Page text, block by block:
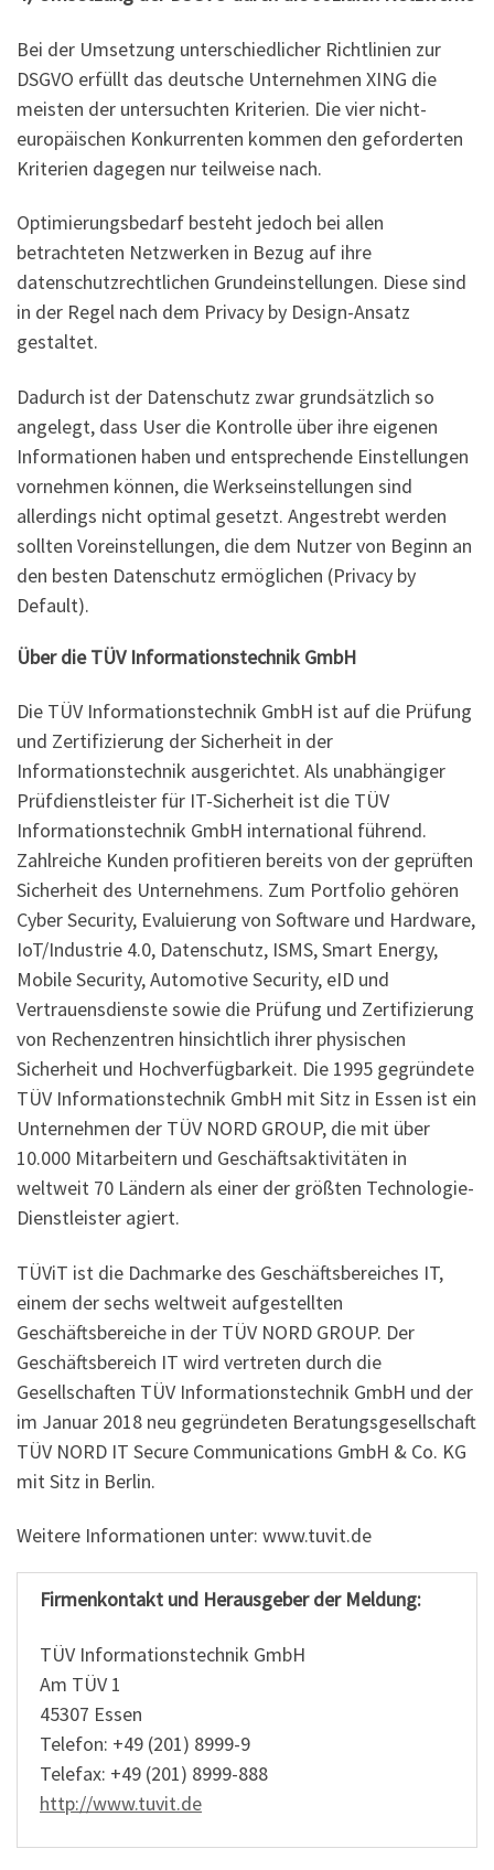
Bei der Umsetzung unterschiedlicher Richtlinien zur
DSGVO erfüllt das deutsche Unternehmen XING die
meisten der untersuchten Kriterien. Die vier nicht-
europäischen Konkurrenten kommen den geforderten
Kriterien dagegen nur teilweise nach.
Optimierungsbedarf besteht jedoch bei allen
betrachteten Netzwerken in Bezug auf ihre
datenschutzrechtlichen Grundeinstellungen. Diese sind
in der Regel nach dem Privacy by Design-Ansatz
gestaltet.
Dadurch ist der Datenschutz zwar grundsätzlich so
angelegt, dass User die Kontrolle über ihre eigenen
Informationen haben und entsprechende Einstellungen
vornehmen können, die Werkseinstellungen sind
allerdings nicht optimal gesetzt. Angestrebt werden
sollten Voreinstellungen, die dem Nutzer von Beginn an
den besten Datenschutz ermöglichen (Privacy by
Default).
Über die TÜV Informationstechnik GmbH
Die TÜV Informationstechnik GmbH ist auf die Prüfung
und Zertifizierung der Sicherheit in der
Informationstechnik ausgerichtet. Als unabhängiger
Prüfdienstleister für IT-Sicherheit ist die TÜV
Informationstechnik GmbH international führend.
Zahlreiche Kunden profitieren bereits von der geprüften
Sicherheit des Unternehmens. Zum Portfolio gehören
Cyber Security, Evaluierung von Software und Hardware,
IoT/Industrie 4.0, Datenschutz, ISMS, Smart Energy,
Mobile Security, Automotive Security, eID und
Vertrauensdienste sowie die Prüfung und Zertifizierung
von Rechenzentren hinsichtlich ihrer physischen
Sicherheit und Hochverfügbarkeit. Die 1995 gegründete
TÜV Informationstechnik GmbH mit Sitz in Essen ist ein
Unternehmen der TÜV NORD GROUP, die mit über
10.000 Mitarbeitern und Geschäftsaktivitäten in
weltweit 70 Ländern als einer der größten Technologie-
Dienstleister agiert.
TÜViT ist die Dachmarke des Geschäftsbereiches IT,
einem der sechs weltweit aufgestellten
Geschäftsbereiche in der TÜV NORD GROUP. Der
Geschäftsbereich IT wird vertreten durch die
Gesellschaften TÜV Informationstechnik GmbH und der
im Januar 2018 neu gegründeten Beratungsgesellschaft
TÜV NORD IT Secure Communications GmbH & Co. KG
mit Sitz in Berlin.
Weitere Informationen unter: www.tuvit.de
Firmenkontakt und Herausgeber der Meldung:
TÜV Informationstechnik GmbH
Am TÜV 1
45307 Essen
Telefon: +49 (201) 8999-9
Telefax: +49 (201) 8999-888
http://www.tuvit.de